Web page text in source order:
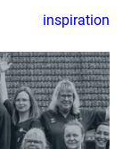
inspiration